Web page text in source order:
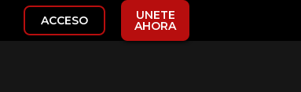
ACCESO UNETE
AHORA